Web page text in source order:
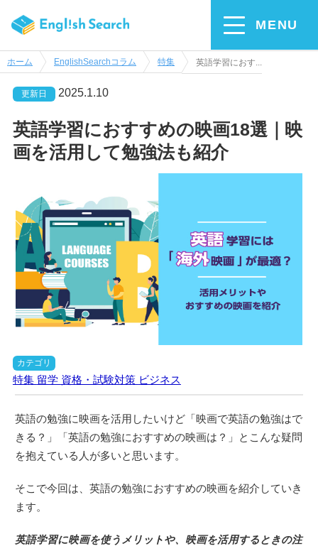
MENU
ホーム EnglishSearchコラム 特集 英語学習におす...
更新日 2025.1.10
英語学習におすすめの映画18選｜映
画を活用して勉強法も紹介
カテゴリ
特集 留学 資格・試験対策 ビジネス
英語の勉強に映画を活用したいけど「映画で英語の勉強はで
きる？」「英語の勉強におすすめの映画は？」とこんな疑問
を抱えている人が多いと思います。
そこで今回は、英語の勉強におすすめの映画を紹介していき
ます。
英語学習に映画を使うメリットや、映画を活用するときの注